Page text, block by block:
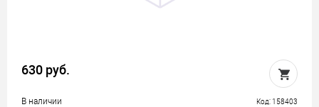
630 руб.
В наличии Код: 158403